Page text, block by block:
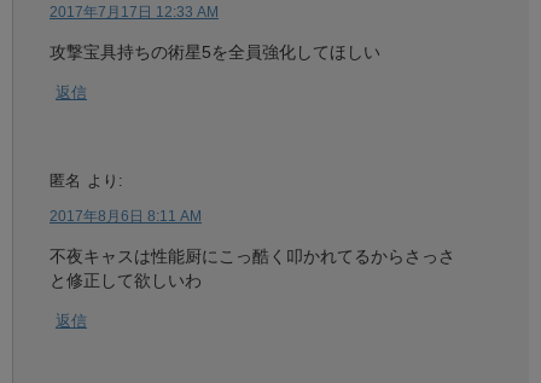
2017年7月17日 12:33 AM
攻撃宝具持ちの術星5を全員強化してほしい
返信
匿名 より:
2017年8月6日 8:11 AM
不夜キャスは性能厨にこっ酷く叩かれてるからさっさ
と修正して欲しいわ
返信